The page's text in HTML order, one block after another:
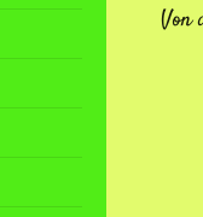
Von